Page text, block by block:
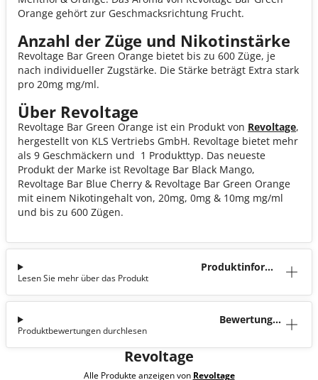
Orange gehört zur Geschmacksrichtung Frucht.
Anzahl der Züge und Nikotinstärke
Revoltage Bar Green Orange bietet bis zu 600 Züge, je
nach individueller Zugstärke. Die Stärke beträgt Extra stark
pro 20mg mg/ml.
Über Revoltage
Revoltage Bar Green Orange ist ein Produkt von Revoltage,
hergestellt von KLS Vertriebs GmbH. Revoltage bietet mehr
als 9 Geschmäckern und 1 Produkttyp. Das neueste
Produkt der Marke ist Revoltage Bar Black Mango,
Revoltage Bar Blue Cherry & Revoltage Bar Green Orange
mit einem Nikotingehalt von, 20mg, 0mg & 10mg mg/ml
und bis zu 600 Zügen.
Produktinforma
Lesen Sie mehr über das Produkt
Bewertunge
Produktbewertungen durchlesen
Revoltage
Alle Produkte anzeigen von Revoltage